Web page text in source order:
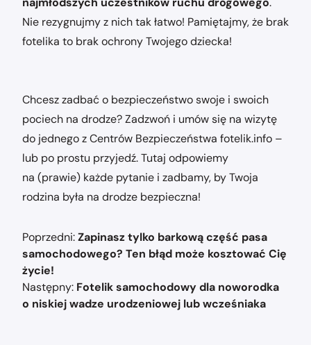
Nie rezygnujmy z nich tak łatwo! Pamiętajmy, że brak
fotelika to brak ochrony Twojego dziecka!
Chcesz zadbać o bezpieczeństwo swoje i swoich
pociech na drodze? Zadzwoń i umów się na wizytę
do jednego z Centrów Bezpieczeństwa fotelik.info –
lub po prostu przyjedź. Tutaj odpowiemy
na (prawie) każde pytanie i zadbamy, by Twoja
rodzina była na drodze bezpieczna!
Nawigacja
wpisu
Poprzedni:Zapinasz tylko barkową część pasa
samochodowego? Ten błąd może kosztować Cię
życie!
Następny: Fotelik samochodowy dla noworodka
o niskiej wadze urodzeniowej lub wcześniaka